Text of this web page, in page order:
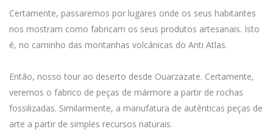
Certamente, passaremos por lugares onde os seus habitantes
nos mostram como fabricam os seus produtos artesanais. Isto
é, no caminho das montanhas volcánicas do Anti Atlas.
Então, nosso tour ao deserto desde Ouarzazate. Certamente,
veremos o fabrico de peças de mármore a partir de rochas
fossilizadas. Similarmente, a manufatura de autênticas peças de
arte a partir de simples recursos naturais.